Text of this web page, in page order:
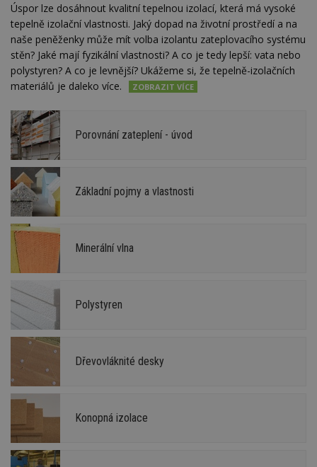
Úspor lze dosáhnout kvalitní tepelnou izolací, která má vysoké
tepelně izolační vlastnosti. Jaký dopad na životní prostředí a na
naše peněženky může mít volba izolantu zateplovacího systému
stěn? Jaké mají fyzikální vlastnosti? A co je tedy lepší: vata nebo
polystyren? A co je levnější? Ukážeme si, že tepelně-izolačních
materiálů je daleko více.
Porovnání zateplení - úvod
Základní pojmy a vlastnosti
Minerální vlna
Polystyren
Dřevovláknité desky
Konopná izolace